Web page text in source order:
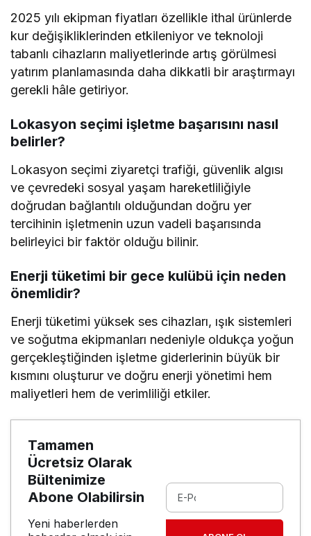
2025 yılı ekipman fiyatları özellikle ithal ürünlerde
kur değişikliklerinden etkileniyor ve teknoloji
tabanlı cihazların maliyetlerinde artış görülmesi
yatırım planlamasında daha dikkatli bir araştırmayı
gerekli hâle getiriyor.
Lokasyon seçimi işletme başarısını nasıl
belirler?
Lokasyon seçimi ziyaretçi trafiği, güvenlik algısı
ve çevredeki sosyal yaşam hareketliliğiyle
doğrudan bağlantılı olduğundan doğru yer
tercihinin işletmenin uzun vadeli başarısında
belirleyici bir faktör olduğu bilinir.
Enerji tüketimi bir gece kulübü için neden
önemlidir?
Enerji tüketimi yüksek ses cihazları, ışık sistemleri
ve soğutma ekipmanları nedeniyle oldukça yoğun
gerçekleştiğinden işletme giderlerinin büyük bir
kısmını oluşturur ve doğru enerji yönetimi hem
maliyetleri hem de verimliliği etkiler.
Tamamen
Ücretsiz Olarak
Bültenimize
Abone Olabilirsin
Yeni haberlerden